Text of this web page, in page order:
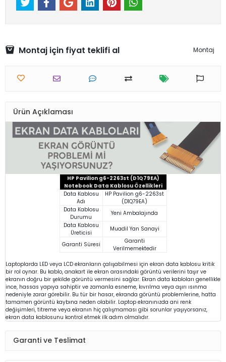
Montaj için fiyat teklifi al Montaj
Ürün Açıklaması
HP Pavilion g6-2263st (D1Q79EA)
Notebook Data Kablosu Özellikleri
Data Kablosu
Adı
HP Pavilion g6-2263st
(D1Q79EA)
Data Kablosu
Durumu
Yeni Ambalajında
Data Kablosu
Üreticisi
Muadil Yan Sanayi
Garanti Süresi
Garanti
Verilmemektedir
Laptoplarda LED veya LCD ekranların çalışabilmesi için ekran data kablosu kritik
bir rol oynar. Bu kablo, anakart ile ekran arasındaki görüntü verilerini taşır ve
ekranın doğru bir şekilde görüntü vermesini sağlar. Ekran data kabloları genellikle
ince, hassas yapıya sahiptir ve zamanla esneme, kıvrılma veya aşırı ısınma
nedeniyle zarar görebilir. Bu tür bir hasar, ekranda görüntü problemlerine, hatta
tamamen görüntü kaybına neden olabilir. Laptop ekranınızda ani renk
değişimleri, titreme veya ekranın hiç çalışmaması gibi sorunlar yaşıyorsanız,
ekran data kablosunu kontrol etmek ilk adım olmalıdır.
Garanti ve Teslimat